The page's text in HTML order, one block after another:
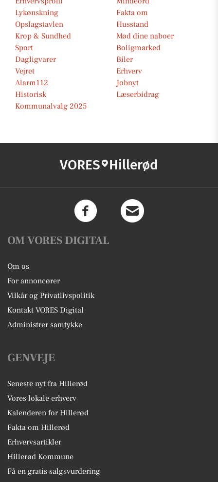
Lykønskning
Fakta om
Opslagstavlen
Husstand
Krop & Sundhed
Mød dine naboer
Sport
Boligmarked
Dagligvarer
Biler
Vejret
Erhverv
Alarm112
Jobnyt
Historisk
Læserbidrag
Kommunalvalg 2025
VORES Hillerød
OM VORES DIGITAL
Om os
For annoncører
Vilkår og Privatlivspolitik
Kontakt VORES Digital
Administrer samtykke
GENVEJE
Seneste nyt fra Hillerød
Vores lokale erhverv
Kalenderen for Hillerød
Fakta om Hillerød
Erhvervsartikler
Hillerød Kommune
Få en gratis salgsvurdering